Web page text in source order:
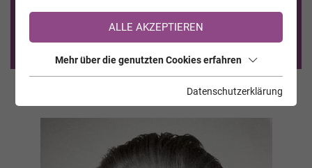
Sie sind noch nicht auf TrauerHilfe.it registriert?
>> zur kostenlosen Registrierung <<
ALLE AKZEPTIEREN
Mehr über die genutzten Cookies erfahren
Datenschutzerklärung